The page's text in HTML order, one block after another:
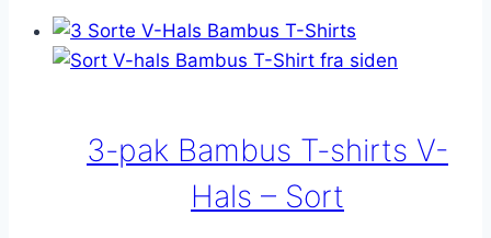
flere
varianter.
vælges
på
varesiden
3-pak Bambus T-shirts V-
Hals – Sort